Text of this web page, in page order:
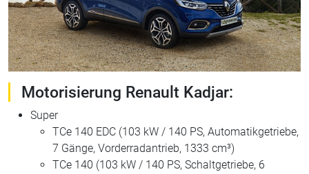
Motorisierung Renault Kadjar:
Super
TCe 140 EDC (103 kW / 140 PS, Automatikgetriebe,
7 Gänge, Vorderradantrieb, 1333 cm³)
TCe 140 (103 kW / 140 PS, Schaltgetriebe, 6